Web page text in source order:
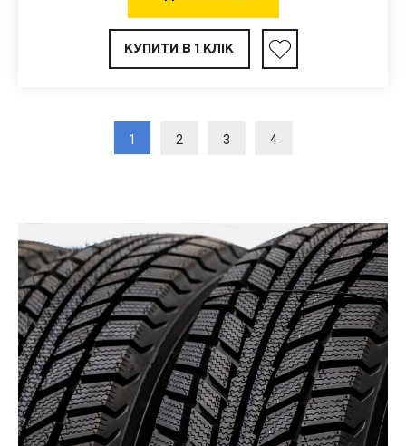
КУПИТИ В 1 КЛІК
1 2 3 4